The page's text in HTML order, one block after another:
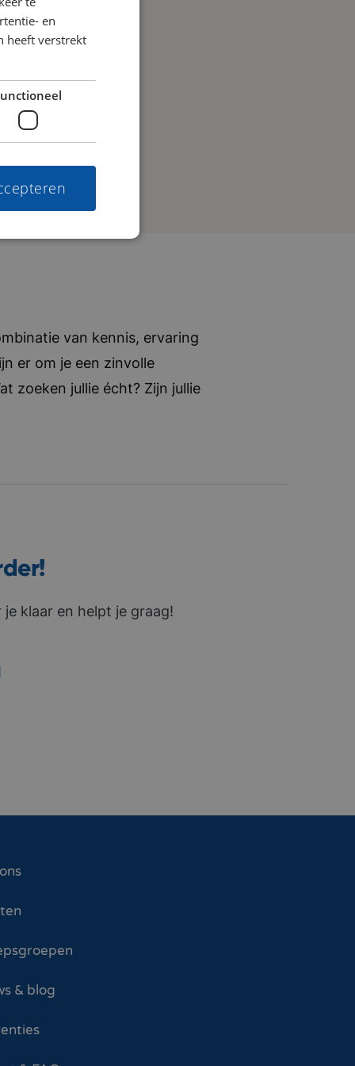
van kennis, ervaring
er om je een zinvolle
zoeken jullie écht? Zijn jullie
klaar en helpt je graag!
& blog
en
heeft verstrekt